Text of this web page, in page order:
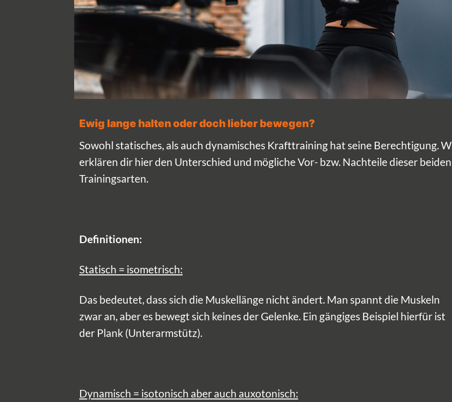
Ewig lange halten oder doch lieber bewegen?
Sowohl statisches, als auch dynamisches Krafttraining hat seine Berechtigung.
erklären dir hier den Unterschied und mögliche Vor- bzw. Nachteile dieser beiden
Trainingsarten.
Definitionen:
Statisch = isometrisch:
Das bedeutet, dass sich die Muskellänge nicht ändert. Man spannt die Muskeln
zwar an, aber es bewegt sich keines der Gelenke. Ein gängiges Beispiel hierfür ist
der Plank (Unterarmstütz).
Dynamisch = isotonisch aber auch auxotonisch: